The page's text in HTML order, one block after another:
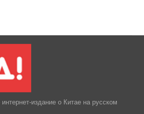
издание о Китае на русском